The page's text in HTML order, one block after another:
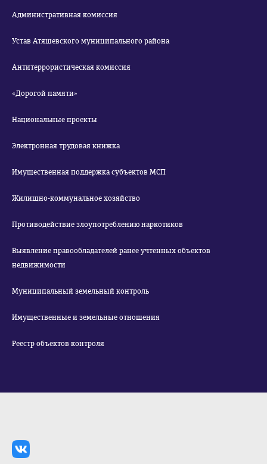
Административная комиссия
Устав Атяшевского муниципального района
Антитеррористическая комиссия
«Дорогой памяти»
Национальные проекты
Электронная трудовая книжка
Имущественная поддержка субъектов МСП
Жилищно-коммунальное хозяйство
Противодействие злоупотреблению наркотиков
Выявление правообладателей ранее учтенных объектов
недвижимости
Муниципальный земельный контроль
Имущественные и земельные отношения
Реестр объектов контроля